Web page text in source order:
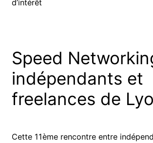
d’intérêt
Speed
indépendants et
freelances de
Cette 11ème rencontre entre